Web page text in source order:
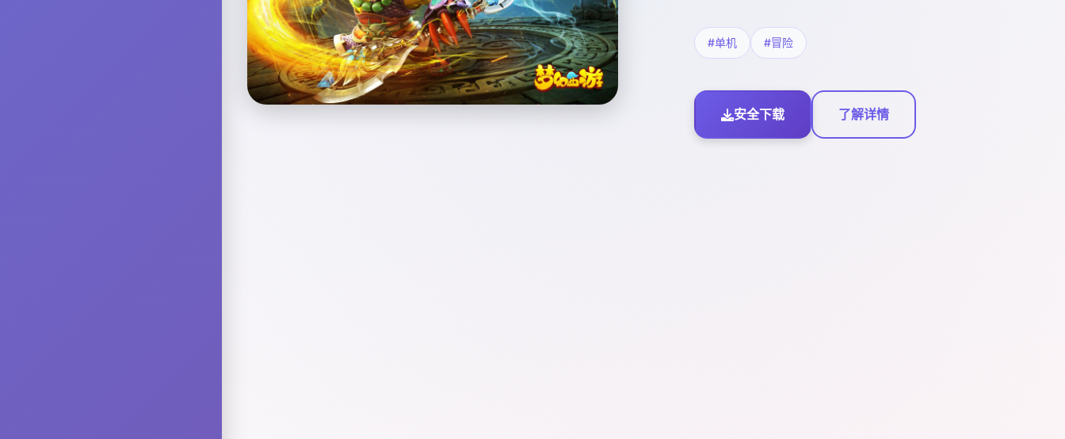
#单机 #冒险
安全下载 了解详情